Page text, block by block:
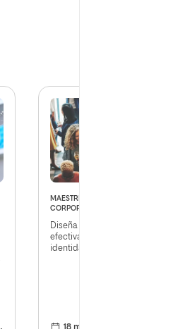
MAESTRÍA EN COMUNICACIÓN
CORPORATIVA
Diseña estrategias
efectivas y fortalece la
identidad organizacional